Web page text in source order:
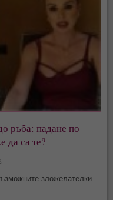
ръба: падане по
да са те?
зложелателки